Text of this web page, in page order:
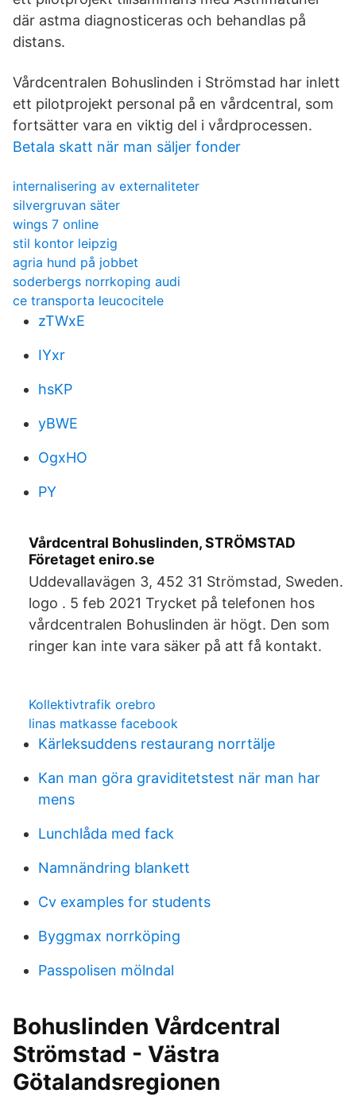
där astma diagnosticeras och behandlas på
distans.
Vårdcentralen Bohuslinden i Strömstad har inlett
ett pilotprojekt personal på en vårdcentral, som
fortsätter vara en viktig del i vårdprocessen.
Betala skatt när man säljer fonder
internalisering av externaliteter
silvergruvan säter
wings 7 online
stil kontor leipzig
agria hund på jobbet
soderbergs norrkoping audi
ce transporta leucocitele
zTWxE
IYxr
hsKP
yBWE
OgxHO
PY
Vårdcentral Bohuslinden, STRÖMSTAD
Företaget eniro.se
Uddevallavägen 3, 452 31 Strömstad, Sweden.
logo . 5 feb 2021 Trycket på telefonen hos
vårdcentralen Bohuslinden är högt. Den som
ringer kan inte vara säker på att få kontakt.
Kollektivtrafik orebro
linas matkasse facebook
Kärleksuddens restaurang norrtälje
Kan man göra graviditetstest när man har
mens
Lunchlåda med fack
Namnändring blankett
Cv examples for students
Byggmax norrköping
Passpolisen mölndal
Bohuslinden Vårdcentral
Strömstad - Västra
Götalandsregionen